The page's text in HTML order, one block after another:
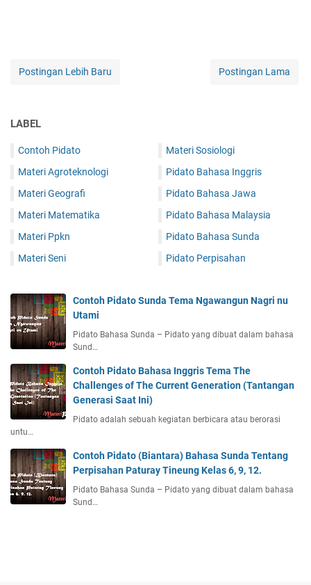
Postingan Lebih Baru Postingan Lama
LABEL
Contoh Pidato
Materi Agroteknologi
Materi Geografi
Materi Matematika
Materi Ppkn
Materi Seni
Materi Sosiologi
Pidato Bahasa Inggris
Pidato Bahasa Jawa
Pidato Bahasa Malaysia
Pidato Bahasa Sunda
Pidato Perpisahan
Contoh Pidato Sunda Tema Ngawangun Nagri nu
Utami
Pidato Bahasa Sunda – Pidato yang dibuat dalam bahasa
Sund…
Contoh Pidato Bahasa Inggris Tema The
Challenges of The Current Generation (Tantangan
Generasi Saat Ini)
Pidato adalah sebuah kegiatan berbicara atau berorasi
untu…
Contoh Pidato (Biantara) Bahasa Sunda Tentang
Perpisahan Paturay Tineung Kelas 6, 9, 12.
Pidato Bahasa Sunda – Pidato yang dibuat dalam bahasa
Sund…